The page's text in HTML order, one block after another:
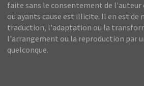
faite sans le consentement de l'auteur
ou ayants cause est illicite. Il en est de
traduction, l'adaptation ou la
l'arrangement ou la reproduction par
quelconque.